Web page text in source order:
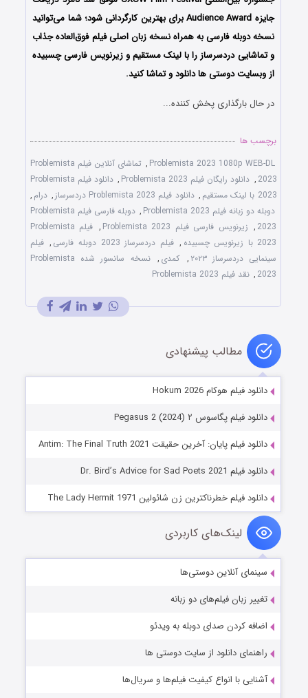
جایزه Audience Award برای بهترین کارگردانی شود؛ شما می‌توانید
نسخه دوبله فارسی به همراه نسخه زبان اصلی فیلم فوق‌العاده جذاب
و تماشایی دردسرساز را با ‌لینک مستقیم و زیرنویس فارسی چسبیده
از وبسایت دوستی ها دانلود و تماشا کنید.
در حال بارگذاری پخش کننده...
برچسب ها
Problemista 2023 1080p WEB-DL
,
تماشای آنلاین فیلم Problemista
2023
, دانلود رایگان فیلم Problemista 2023 ,
دانلود فیلم Problemista
2023 با لینک مستقیم
, دانلود فیلم Problemista 2023 دردسرساز , درام ,
دوبله دو زبانه فیلم Problemista 2023
,
دوبله فارسی فیلم Problemista
2023
, زیرنویس فارسی فیلم Problemista 2023 ,
فیلم Problemista
2023 با زیرنویس چسبیده
, فیلم دردسرساز 2023 دوبله فارسی , فیلم
سینمایی دردسرساز ۲۰۲۳
, کمدی ,
نسخه سانسور شده Problemista
2023
, نقد فیلم Problemista 2023
مطالب پیشنهادی
دانلود فیلم هوکام Hokum 2026
دانلود فیلم پگاسوس ۲ Pegasus 2 (2024)
دانلود فیلم پایان: آخرین حقیقت Antim: The Final Truth 2021
دانلود فیلم Dr. Bird’s Advice for Sad Poets 2021
دانلود فیلم خطرناکترین زن شائولین The Lady Hermit 1971
لینک‌های کاربردی
سینمای آنلاین دوستی‌ها
تغییر زبان فیلم‌های دو زبانه
اضافه کردن صدای دوبله به ویدئو
راهنمای دانلود از سایت دوستی ها
آشنایی با انواع کیفیت فیلم‌ها و سریال‌ها